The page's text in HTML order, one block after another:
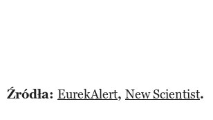
Źródła: EurekAlert, New Scientist.